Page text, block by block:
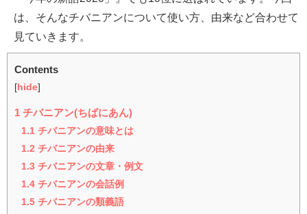
は、そんなチバニアンについて使い方、由来など合わせて
見ていきます。
Contents
[ hide]
1 チバニアン(ちばにあん)
1.1 チバニアンの意味とは
1.2 チバニアンの由来
1.3 チバニアンの文章・例文
1.4 チバニアンの会話例
1.5 チバニアンの類義語